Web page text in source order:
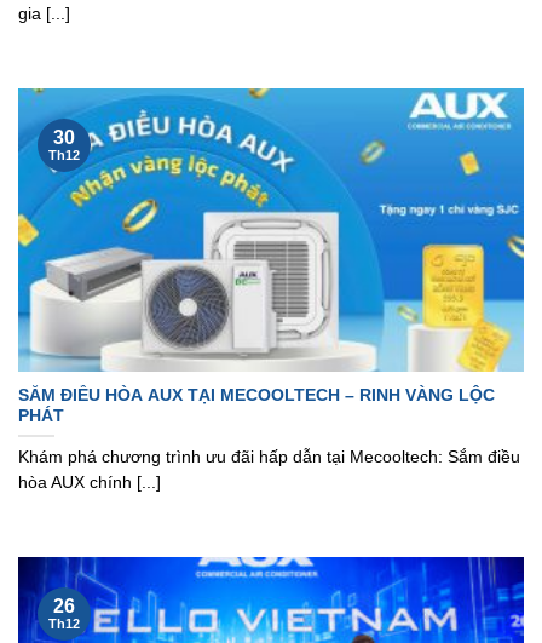
gia [...]
SẮM ĐIỀU HÒA AUX TẠI MECOOLTECH – RINH VÀNG LỘC
PHÁT
Khám phá chương trình ưu đãi hấp dẫn tại Mecooltech: Sắm điều
hòa AUX chính [...]
30
Th12
26
Th12